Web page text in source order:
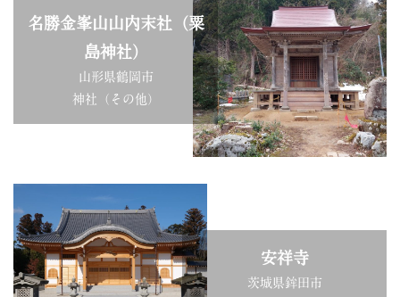
名勝金峯山山内末社（粟
島神社）
山形県鶴岡市
神社（その他）
安祥寺
茨城県鉾田市